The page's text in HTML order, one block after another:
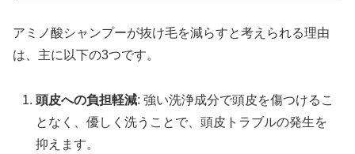
アミノ酸シャンプーが抜け毛を減らすと考えられる理由
は、主に以下の3つです。
頭皮への負担軽減: 強い洗浄成分で頭皮を傷つけるこ
となく、優しく洗うことで、頭皮トラブルの発生を
抑えます。